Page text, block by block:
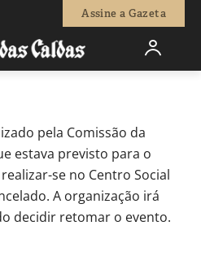
Assine a Gazeta
0
pela Comissão da
estava previsto para o
se no Centro Social
A organização irá
decidir retomar o evento.